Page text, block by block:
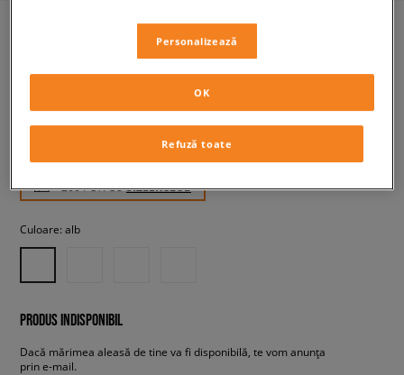
NEW BALANCE 574
+ 260 PCT. CUSIZEERCLUB
Culoare: alb
PRODUS INDISPONIBIL
Dacă mărimea aleasă de tine va fi disponibilă, te vom anunța
prin e-mail.
Personalizează
Refuză toate
OK